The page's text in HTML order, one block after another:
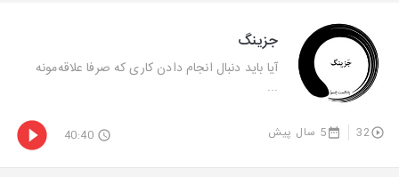
جزینگ
آیا باید دنبال انجام دادن کاری که صرفا علاقه‌مونه
...
32 5 سال پیش 40:40